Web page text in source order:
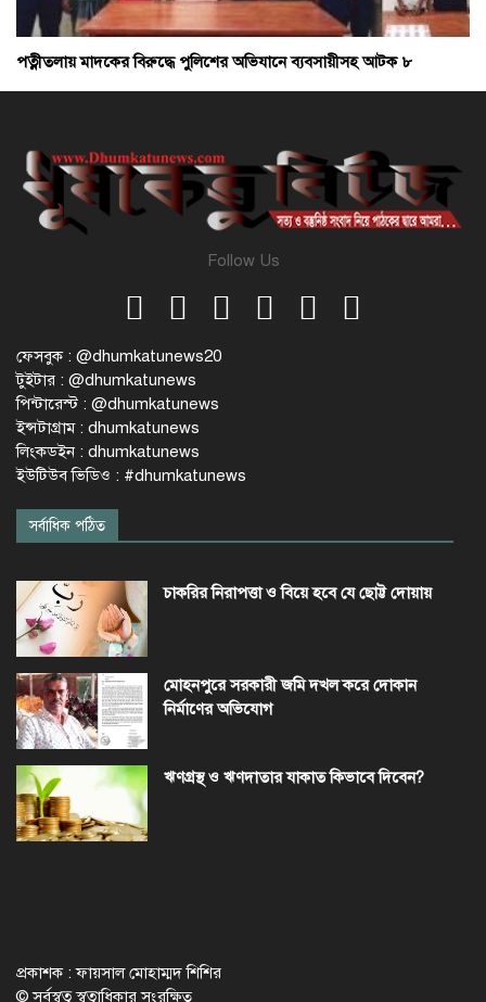
পত্নীতলায় মাদকের বিরুদ্ধে পুলিশের অভিযানে ব্যবসায়ীসহ আটক ৮
Follow Us
ফেসবুক : @dhumkatunews20
টুইটার : @dhumkatunews
পিন্টারেস্ট : @dhumkatunews
ইন্সটাগ্রাম : dhumkatunews
লিংকডইন : dhumkatunews
ইউটিউব ভিডিও : #dhumkatunews
সর্বাধিক পঠিত
চাকরির নিরাপত্তা ও বিয়ে হবে যে ছোট্ট দোয়ায়
মোহনপুরে সরকারী জমি দখল করে দোকান
নির্মাণের অভিযোগ
ঋণগ্রস্থ ও ঋণদাতার যাকাত কিভাবে দিবেন?
প্রকাশক : ফায়সাল মোহাম্মদ শিশির
© সর্বস্বত্ব স্বত্বাধিকার সংরক্ষিত